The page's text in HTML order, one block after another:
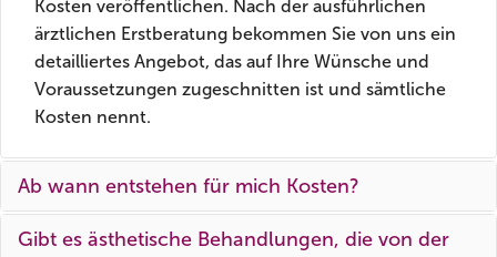
Kosten veröffentlichen. Nach der ausführlichen
ärztlichen Erstberatung bekommen Sie von uns ein
detailliertes Angebot, das auf Ihre Wünsche und
Voraussetzungen zugeschnitten ist und sämtliche
Kosten nennt.
Ab wann entstehen für mich Kosten?
Für das Gespräch der ärztlichen Erstberatung
Gibt es ästhetische Behandlungen, die von der